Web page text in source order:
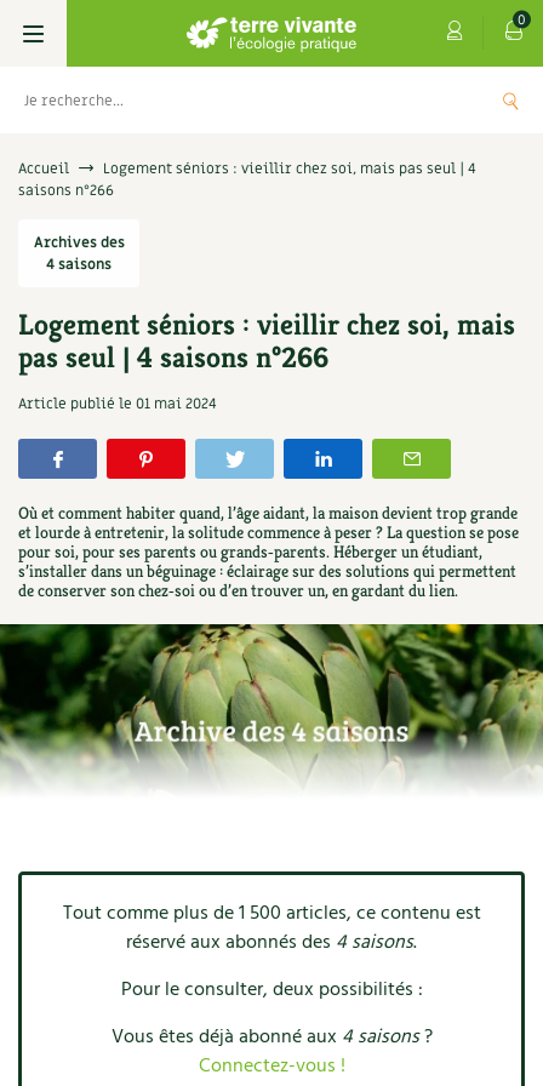
0
Livres
Techniques de jardinage
Verger, arbres
Petit élevage
Aménagement jardin
Ornement
Biodiversité
Autonomie, bricolage
Santé, bien-être
Médecine douce
Maison écologique
Société, engagement
Se réabonner
Offrir un abonnement
Les numéros
4 saisons
Hors-séries
Archives
Soutenez Les 4 Saisons
Graines, semences
Potagères
Aromatiques
Florales
Médicinales
Originales
Kits de jardinage
Outils de jardin
DVD
Agenda, calendrier
Cartes cadeau
Centre Terre vivante
Découvrir le Centre
Visiter en famille, entre amis
Programme 2026 du Centre Terre vivante
Avec les enfants
Venir en groupe
Scolaires
Dormir à Terre vivante
Infos pratiques
Horaires, tarifs, restauration
Infos & conseils
Jardin bio
Calendrier des travaux du jardin
Carte climatique
Calendrier lunaire
Potager
Cultiver sous serre
Jardiner en ville
Ornement et aménagement du jardin
Parole libre
La tribune
Édito des4 saisons
Manifeste pour la planète
Champs d’action – le podcast
En direct !
Nouvelles sur le jardin et l’écologie
Prenez-en de la graine !
Accueil
Logement séniors : vieillir chez soi, mais pas seul | 4
saisons n°266
Archives des
4 saisons
Logement séniors : vieillir chez soi, mais
pas seul | 4 saisons n°266
Article publié le 01 mai 2024
Où et comment habiter quand, l’âge aidant, la maison devient trop grande
et lourde à entretenir, la solitude commence à peser ? La question se pose
pour soi, pour ses parents ou grands‑parents. Héberger un étudiant,
s’installer dans un béguinage : éclairage sur des solutions qui permettent
de conserver son chez‑soi ou d’en trouver un, en gardant du lien.
Tout comme plus de 1 500 articles, ce contenu est
réservé aux abonnés des 4 saisons.
Pour le consulter, deux possibilités :
Vous êtes déjà abonné aux 4 saisons?
Connectez-vous !
Les antisèches de Terre vivante : Les
tisanes qui soignent
9,90€ + AJOUTER